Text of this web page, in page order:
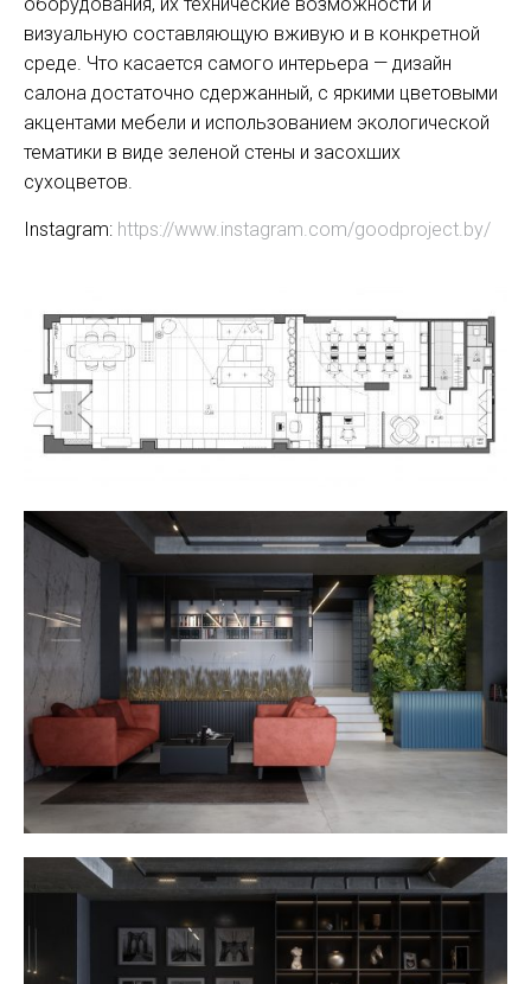
визуальную составляющую вживую и в конкретной
среде. Что касается самого интерьера — дизайн
салона достаточно сдержанный, с яркими цветовыми
акцентами мебели и использованием экологической
тематики в виде зеленой стены и засохших
сухоцветов.
Instagram: https://www.instagram.com/goodproject.by/